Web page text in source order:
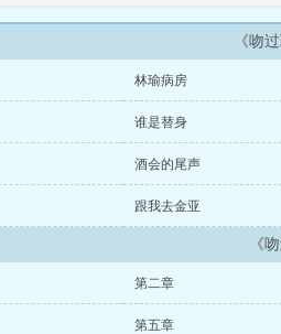
《吻
林瑜病房
谁是替身
酒会的尾声
跟我去金亚
《
第二章
第五章